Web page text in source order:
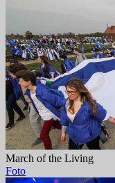
March of the Living
Foto